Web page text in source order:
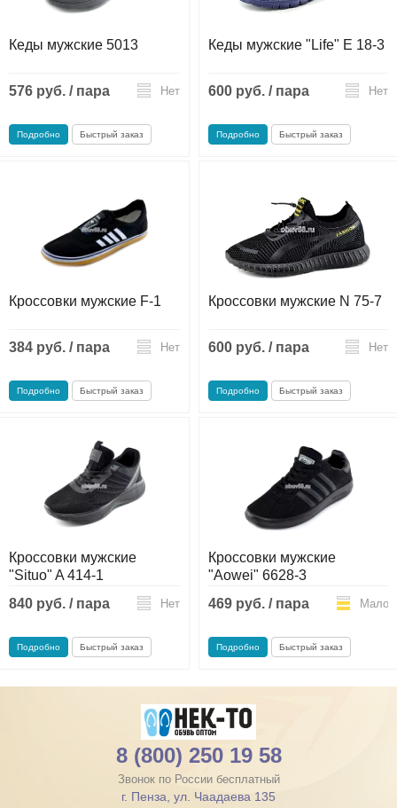
Кеды мужские 5013
576 руб. / пара Нет
Подробно Быстрый заказ
Кеды мужские "Life" Е 18-3
600 руб. / пара Нет
Подробно Быстрый заказ
Кроссовки мужские F-1
384 руб. / пара Нет
Подробно Быстрый заказ
Кроссовки мужские N 75-7
600 руб. / пара Нет
Подробно Быстрый заказ
Кроссовки мужские
"Situo" A 414-1
840 руб. / пара
Нет
Подробно Быстрый заказ
Кроссовки мужские
"Aowei" 6628-3
469 руб. / пара
Мало
Подробно Быстрый заказ
8 (800) 250 19 58
Звонок по России бесплатный
г. Пенза, ул. Чаадаева 135